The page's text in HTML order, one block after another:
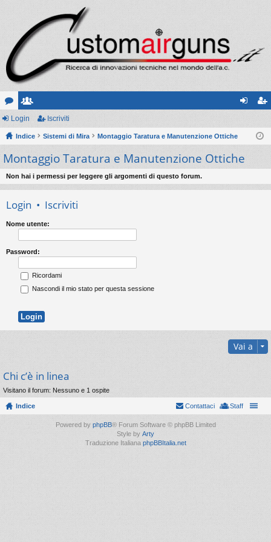
or
u
m
sc
ritt
i
riv
Login Iscriviti
Indice Sistemi di Mira Montaggio Taratura e Manutenzione Ottiche
Montaggio Taratura e Manutenzione Ottiche
Non hai i permessi per leggere gli argomenti di questo forum.
Login • Iscriviti
Nome utente:
Password:
Ricordami
Nascondi il mio stato per questa sessione
Vai a
Chi c’è in linea
Visitano il forum: Nessuno e 1 ospite
Indice Staff
Contattaci
Powered by phpBB® Forum Software © phpBB Limited
Style by Arty
Traduzione Italiana phpBBItalia.net